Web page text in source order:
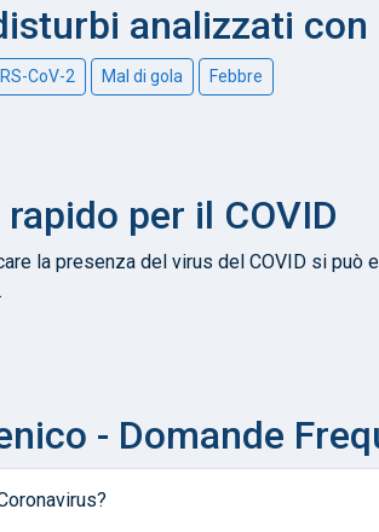
analizzati con
CoV-2 Mal di gola Febbre
per il COVID
la presenza del virus del COVID si
- Domande